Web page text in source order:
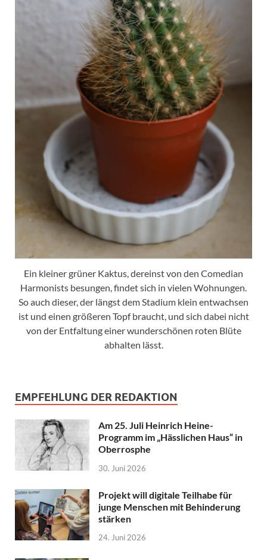
Ein kleiner grüner Kaktus, dereinst von den Comedian
Harmonists besungen, findet sich in vielen Wohnungen.
So auch dieser, der längst dem Stadium klein entwachsen
ist und einen größeren Topf braucht, und sich dabei nicht
von der Entfaltung einer wunderschönen roten Blüte
abhalten lässt.
EMPFEHLUNG DER REDAKTION
Am 25. Juli Heinrich Heine-
Programm im „Hässlichen Haus“ in
Oberrosphe
30. Juni 2026
Projekt will digitale Teilhabe für
junge Menschen mit Behinderung
stärken
24. Juni 2026